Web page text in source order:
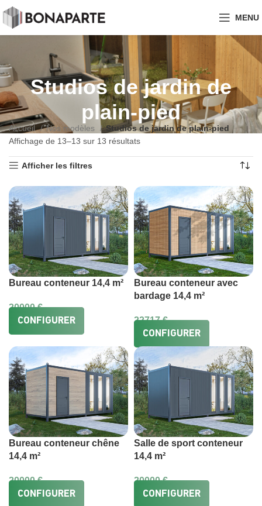
MENU
Studios de jardin de
plain-pied
Accueil Nos modèles
Studios de jardin de plain-pied
Affichage de 13–13 sur 13 résultats
Afficher les filtres
Bureau conteneur 14,4 m²
20000€
CONFIGURER
Bureau conteneur avec
bardage 14,4 m²
22717€
CONFIGURER
Bureau conteneur chêne
14,4 m²
20000€
CONFIGURER
Salle de sport conteneur
14,4 m²
20000€
CONFIGURER